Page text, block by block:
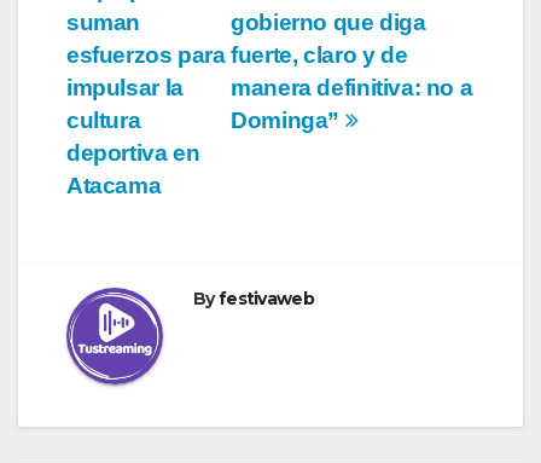
entradas
gobierno que diga
fuerte, claro y de
manera definitiva: no a
Dominga”
suman
esfuerzos para
impulsar la
cultura
deportiva en
Atacama
Byfestivaweb